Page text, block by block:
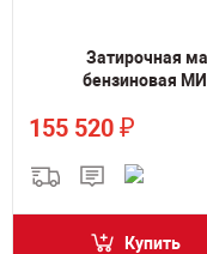
Затирочная
бензиновая
155 520 ₽
Купить